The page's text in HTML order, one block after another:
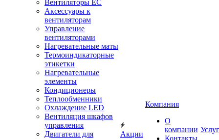
Вентиляторы EC
Аксессуары к
вентиляторам
Управление
вентиляторами
Нагревательные маты
Термоиндикаторные
этикетки
Нагревательные
элементы
Кондиционеры
Теплообменники
Охлаждение LED
Вентиляция шкафов
управления
Двигатели для
Акции
Компания
О
компании
Контакты